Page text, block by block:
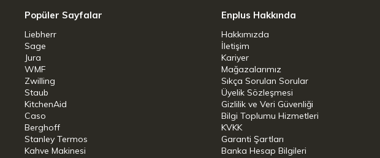
kaldırma ve ekstra kaldırma
3 önceden ayarlanmış özel program: buz çözme, yeniden ısıtma
Otomatik kapanmalı güvenlik işlevi, kızarmış ekmek yanmasını
ZWILLING tarafından Almanya'da geliştirildi, Milano, İtalya'da
Rodriguez tarafından tasarlandı
Popüler Sayfalar
Liebherr
Sage
Jura
WMF
Zwilling
Staub
KitchenAid
Caso
Berghoff
Stanley Termos
Kahve Makinesi
Enplus Hakkında
Hakkımızda
İletişim
Kariyer
Mağazalarımız
Sıkça Sorulan Sorular
Üyelik Sözleşmesi
Gizlilik ve Veri Güvenliği
Bilgi Toplumu Hizmetleri
KVKK
Garanti Şartları
Banka Hesap Bilgileri